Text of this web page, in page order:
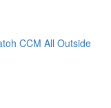
CCM All Outside